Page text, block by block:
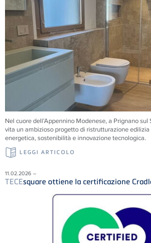
Nel cuore dell’Appennino Modenese, a Prignano sul
vita un ambizioso progetto di ristrutturazione
energetica, sostenibilità e innovazione tecnologica.
LEGGI ARTICOLO
11.02.2026 –
TECEsquare ottiene la certificazione